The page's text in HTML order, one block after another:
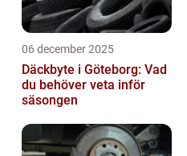
06 december 2025
Däckbyte i Göteborg: Vad
du behöver veta inför
säsongen